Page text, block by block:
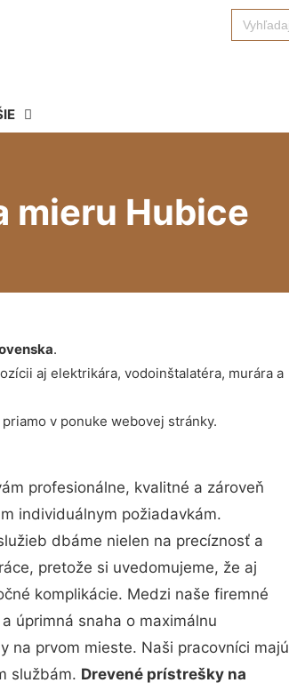
Search
for:
mieru Hubice
.
aj elektrikára, vodoinštalatéra, murára a
v ponuke webovej stránky.
profesionálne, kvalitné a zároveň
individuálnym požiadavkám.
dbáme nielen na precíznosť a
pretože si uvedomujeme, že aj
komplikácie. Medzi naše firemné
úprimná snaha o maximálnu
na prvom mieste. Naši pracovníci majú
službám. Drevené prístrešky na